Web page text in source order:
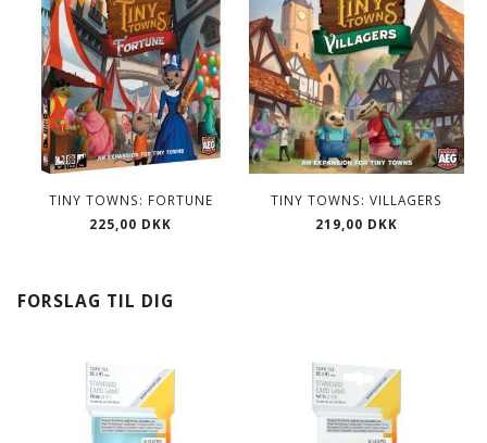
TINY TOWNS: FORTUNE
225,00 DKK
TINY TOWNS: VILLAGERS
219,00 DKK
FORSLAG TIL DIG